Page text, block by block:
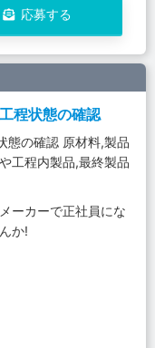
応募する
程状態の確認
態の確認 原材料,製品
工程内製品,最終製品
ーカーで正社員にな
か!